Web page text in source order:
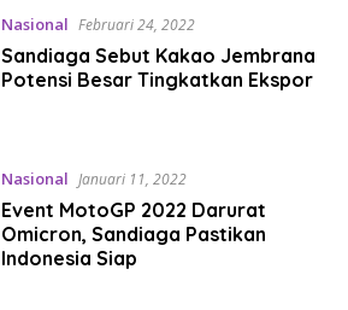
Nasional Februari 24, 2022
Sandiaga Sebut Kakao Jembrana
Potensi Besar Tingkatkan Ekspor
Nasional Januari 11, 2022
Event MotoGP 2022 Darurat
Omicron, Sandiaga Pastikan
Indonesia Siap